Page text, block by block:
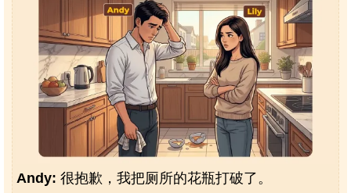
Andy: 很抱歉，我把厕所的花瓶打破了。